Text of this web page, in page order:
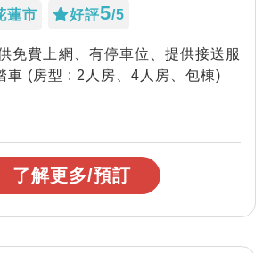
蓮市 好評5/5
免費上網、有停車位、提供接送服
車 (房型 : 2人房、4人房、包棟)
了解更多/預訂